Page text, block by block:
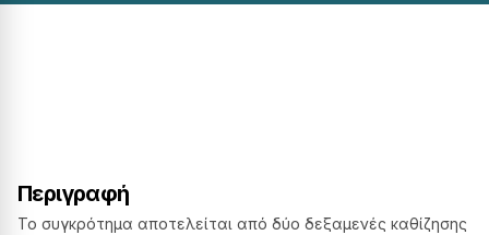
Περιγραφή
Το συγκρότημα αποτελείται από δύο δεξαμενές καθίζησης